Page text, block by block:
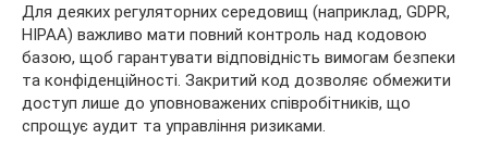
Для деяких регуляторних середовищ (наприклад, GDPR,
HIPAA) важливо мати повний контроль над кодовою
базою, щоб гарантувати відповідність вимогам безпеки
та конфіденційності. Закритий код дозволяє обмежити
доступ лише до уповноважених співробітників, що
спрощує аудит та управління ризиками.